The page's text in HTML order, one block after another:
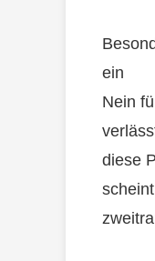
ein
Nein
diese
scheint